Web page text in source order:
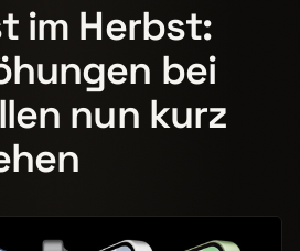
im Herbst:
bei
nun kurz